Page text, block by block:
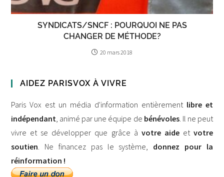
SYNDICATS/SNCF : POURQUOI NE PAS
CHANGER DE MÉTHODE?
20 mars 2018
AIDEZ PARISVOX À VIVRE
Paris Vox est un média d'information entièrement libre et
indépendant, animé par une équipe de bénévoles. Il ne peut
vivre et se développer que grâce à votre aideet votre
soutien. Ne financez pas le système, donnez pour la
réinformation !